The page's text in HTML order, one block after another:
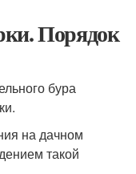
Порядок
бура
на дачном
такой